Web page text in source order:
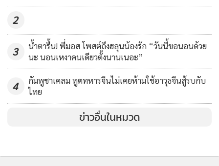
รัฐมนตรี เมื่อวันที่ 24 เม.ย. ที่ผ่านมานั้น น.ส.เฌอปราง กล่าวว่า
รู้สึกดีใจ พล.อ.ประยุทธ์ ใจดีกับพวกเรามากๆ หวังว่าพวกเราจะ
ทำเต็มที่เหมือนกัน
ขณะที่ น.ส.ณปภัชวร (จ๋า) เปิดเผยถึงลงสมัครเลือกตั้งซิงเกิ้ลที่
53 ของวง AKB48 ที่ประเทศญี่ปุ่น ว่า ตนตื่นเต้นมากที่จะได้ลง
แลกเปลี่ยนวัฒนธรรมระหว่างไทยกับญี่ปุ่นด้วย อยากนำ
2
3
น้ำตารื้น! พี่มอส โพสต์ถึงฮลุนน้องรัก “วันนี้ขอนอนด้วย
นะ นอนเหงาคนเดียวตั้งนานเนอะ”
4
กัมพูชาเคลม ทูตทหารจีนไม่เคยห้ามใช้อาวุธจีนสู้รบกับ
ไทย
ข่าวอื่นในหมวด